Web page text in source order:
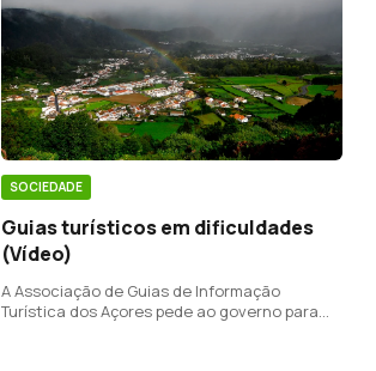
SOCIEDADE
Guias turísticos em dificuldades
(Vídeo)
A Associação de Guias de Informação
Turística dos Açores pede ao governo para